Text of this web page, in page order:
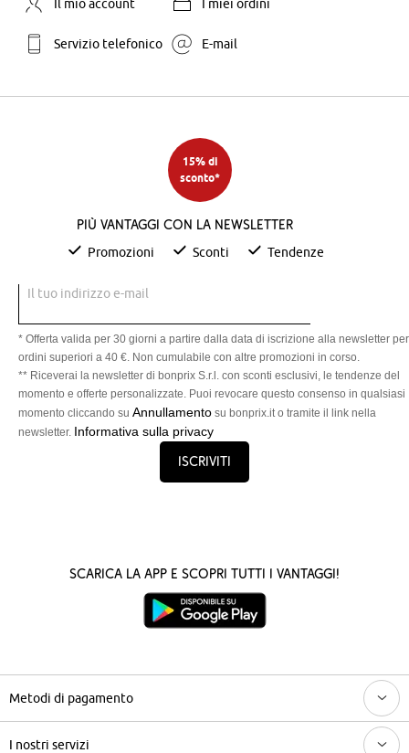
Il mio account I miei ordini
Servizio telefonico E-mail
15% di
sconto*
Più vantaggi con la newsletter
Promozioni Sconti Tendenze
Il tuo indirizzo e-mail
* Offerta valida per 30 giorni a partire dalla data di iscrizione alla newsletter per
ordini superiori a 40 €. Non cumulabile con altre promozioni in corso.
** Riceverai la newsletter di bonprix S.r.l. con sconti esclusivi, le tendenze del
momento e offerte personalizzate. Puoi revocare questo consenso in qualsiasi
momento cliccando su Annullamento su bonprix.it o tramite il link nella
newsletter. Informativa sulla privacy
Iscriviti
Scarica la App e scopri tutti i vantaggi!
Metodi di pagamento
I nostri servizi